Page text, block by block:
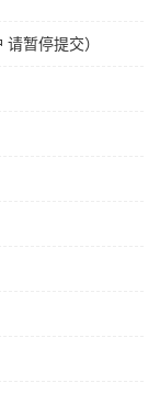
暂停提交）